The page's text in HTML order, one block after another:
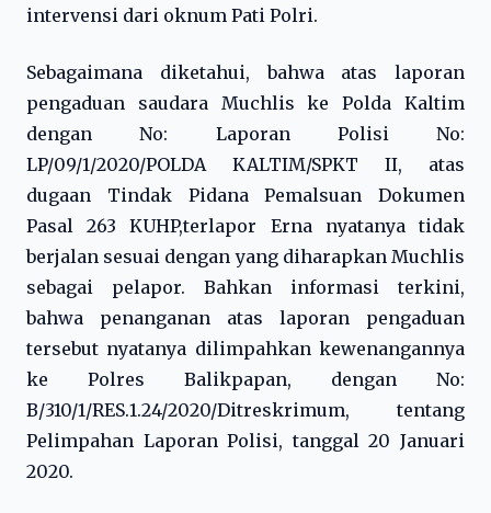
intervensi dari oknum Pati Polri.
Sebagaimana diketahui, bahwa atas laporan
pengaduan saudara Muchlis ke Polda Kaltim
dengan No: Laporan Polisi No:
LP/09/1/2020/POLDA KALTIM/SPKT II, atas
dugaan Tindak Pidana Pemalsuan Dokumen
Pasal 263 KUHP,terlapor Erna nyatanya tidak
berjalan sesuai dengan yang diharapkan Muchlis
sebagai pelapor. Bahkan informasi terkini,
bahwa penanganan atas laporan pengaduan
tersebut nyatanya dilimpahkan kewenangannya
ke Polres Balikpapan, dengan No:
B/310/1/RES.1.24/2020/Ditreskrimum, tentang
Pelimpahan Laporan Polisi, tanggal 20 Januari
2020.